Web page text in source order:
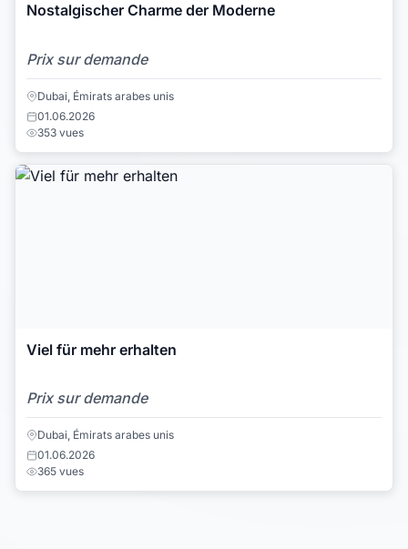
Nostalgischer Charme der Moderne
Prix sur demande
Dubai, Émirats arabes unis
01.06.2026
353 vues
Viel für mehr erhalten
Prix sur demande
Dubai, Émirats arabes unis
01.06.2026
365 vues